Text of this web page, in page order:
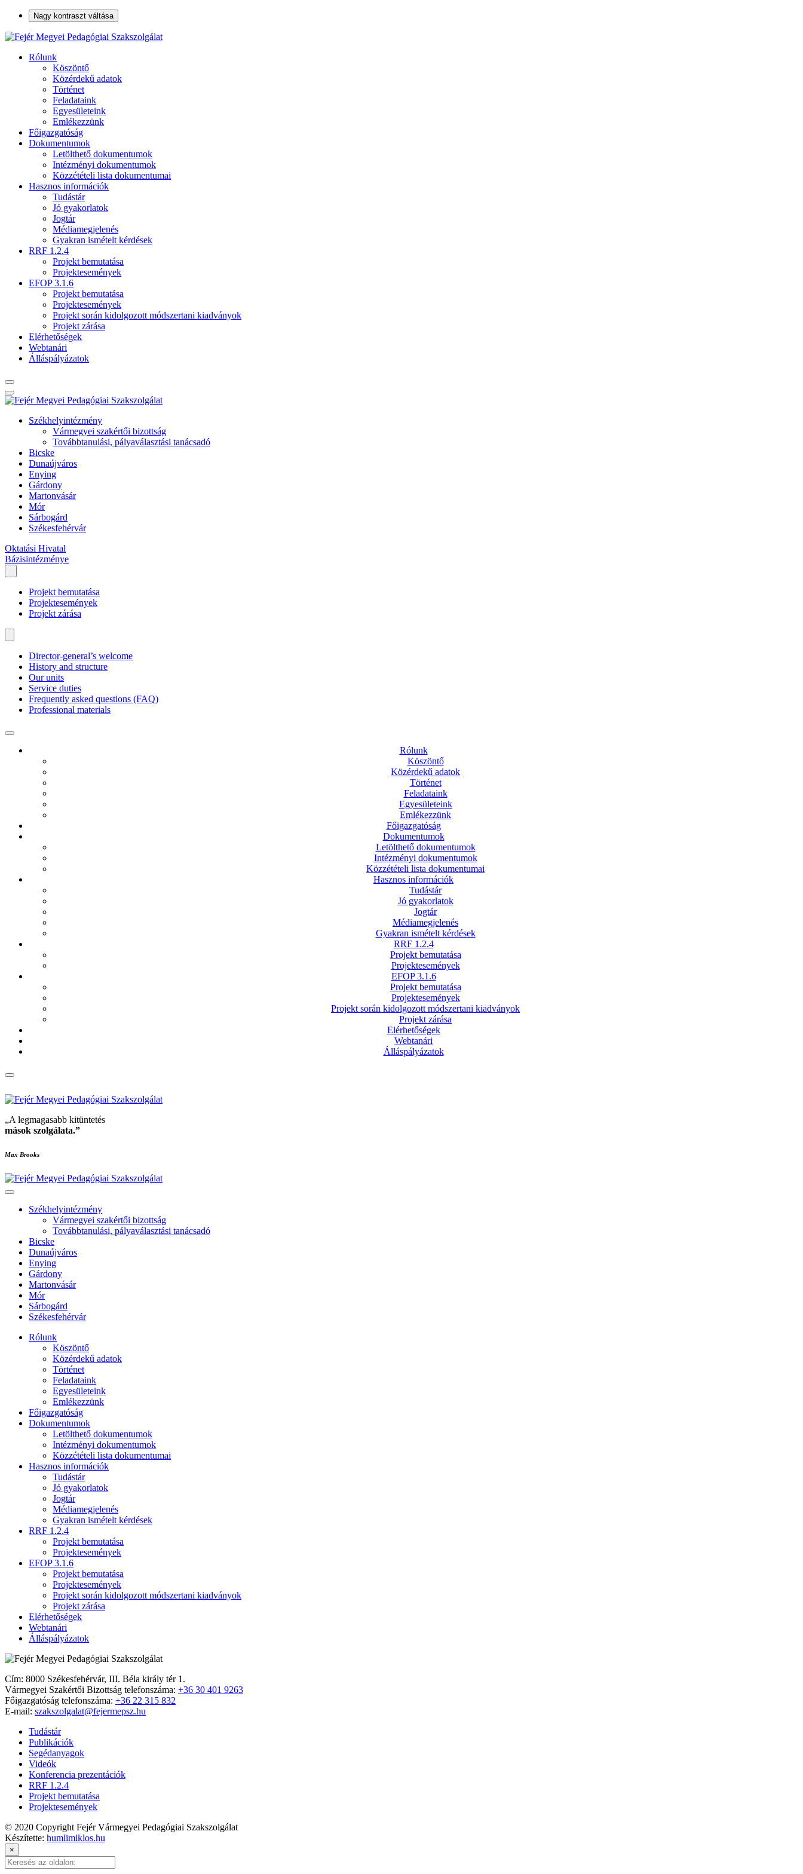
Nagy kontraszt váltása
Rólunk
Köszöntő
Közérdekű adatok
Történet
Feladataink
Egyesületeink
Emlékezzünk
Főigazgatóság
Dokumentumok
Letölthető dokumentumok
Intézményi dokumentumok
Közzétételi lista dokumentumai
Hasznos információk
Tudástár
Jó gyakorlatok
Jogtár
Médiamegjelenés
Gyakran ismételt kérdések
RRF 1.2.4
Projekt bemutatása
Projektesemények
EFOP 3.1.6
Projekt bemutatása
Projektesemények
Projekt során kidolgozott módszertani kiadványok
Projekt zárása
Elérhetőségek
Webtanári
Álláspályázatok
Székhelyintézmény
Vármegyei szakértői bizottság
Továbbtanulási, pályaválasztási tanácsadó
Bicske
Dunaújváros
Enying
Gárdony
Martonvásár
Mór
Sárbogárd
Székesfehérvár
Oktatási Hivatal
Bázisintézménye
Projekt bemutatása
Projektesemények
Projekt zárása
Director-general’s welcome
History and structure
Our units
Service duties
Frequently asked questions (FAQ)
Professional materials
Rólunk
Köszöntő
Közérdekű adatok
Történet
Feladataink
Egyesületeink
Emlékezzünk
Főigazgatóság
Dokumentumok
Letölthető dokumentumok
Intézményi dokumentumok
Közzétételi lista dokumentumai
Hasznos információk
Tudástár
Jó gyakorlatok
Jogtár
Médiamegjelenés
Gyakran ismételt kérdések
RRF 1.2.4
Projekt bemutatása
Projektesemények
EFOP 3.1.6
Projekt bemutatása
Projektesemények
Projekt során kidolgozott módszertani kiadványok
Projekt zárása
Elérhetőségek
Webtanári
Álláspályázatok
„A legmagasabb kitüntetés
mások szolgálata.”
Max Brooks
Székhelyintézmény
Vármegyei szakértői bizottság
Továbbtanulási, pályaválasztási tanácsadó
Bicske
Dunaújváros
Enying
Gárdony
Martonvásár
Mór
Sárbogárd
Székesfehérvár
Rólunk
Köszöntő
Közérdekű adatok
Történet
Feladataink
Egyesületeink
Emlékezzünk
Főigazgatóság
Dokumentumok
Letölthető dokumentumok
Intézményi dokumentumok
Közzétételi lista dokumentumai
Hasznos információk
Tudástár
Jó gyakorlatok
Jogtár
Médiamegjelenés
Gyakran ismételt kérdések
RRF 1.2.4
Projekt bemutatása
Projektesemények
EFOP 3.1.6
Projekt bemutatása
Projektesemények
Projekt során kidolgozott módszertani kiadványok
Projekt zárása
Elérhetőségek
Webtanári
Álláspályázatok
Cím: 8000 Székesfehérvár, III. Béla király tér 1.
Vármegyei Szakértői Bizottság telefonszáma: +36 30 401 9263
Főigazgatóság telefonszáma: +36 22 315 832
E-mail: szakszolgalat@fejermepsz.hu
Tudástár
Publikációk
Segédanyagok
Videók
Konferencia prezentációk
RRF 1.2.4
Projekt bemutatása
Projektesemények
© 2020 Copyright Fejér Vármegyei Pedagógiai Szakszolgálat
Készítette: humlimiklos.hu
×